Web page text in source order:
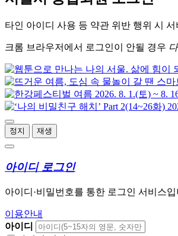
타인 아이디 사용 등 약관 위반 행위 시 서
크롬 브라우저에서 로그인이 안될 경우
정지 재생
아이디 로그인
아이디·비밀번호를 통한 로그인 서비스입
이용안내
아이디